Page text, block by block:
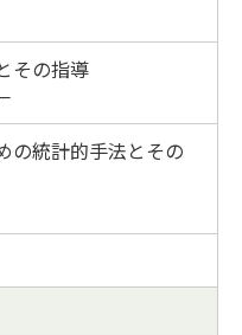
その指導
の統計的手法とその